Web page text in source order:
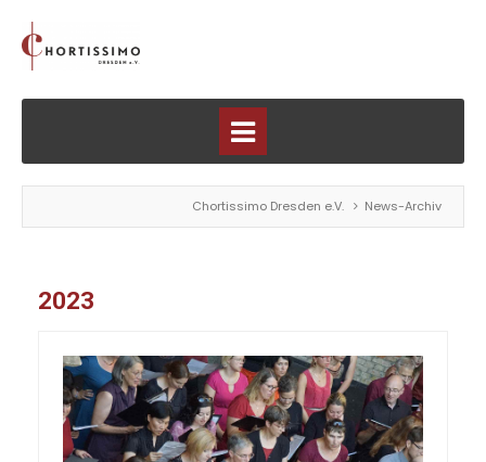
Chortissimo Dresden e.V. News-Archiv
2023